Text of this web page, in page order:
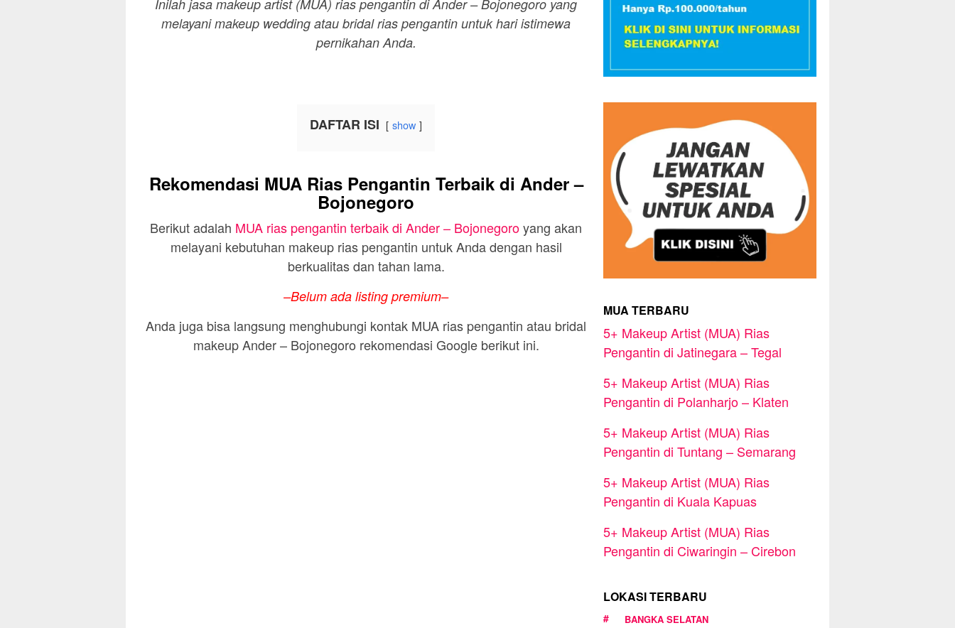
Inilah jasa makeup artist (MUA) rias pengantin di Ander – Bojonegoro yang
melayani makeup wedding atau bridal rias pengantin untuk hari istimewa
pernikahan Anda.
DAFTAR ISI show
Rekomendasi MUA Rias Pengantin Terbaik di Ander –
Bojonegoro
Berikut adalah MUA rias pengantin terbaik di Ander – Bojonegoroyang akan
melayani kebutuhan makeup rias pengantin untuk Anda dengan hasil
berkualitas dan tahan lama.
–Belum ada listing premium–
Anda juga bisa langsung menghubungi kontak MUA rias pengantin atau bridal
makeup Ander – Bojonegoro rekomendasi Google berikut ini.
MUA TERBARU
5+ Makeup Artist (MUA) Rias
Pengantin di Jatinegara – Tegal
5+ Makeup Artist (MUA) Rias
Pengantin di Polanharjo – Klaten
5+ Makeup Artist (MUA) Rias
Pengantin di Tuntang – Semarang
5+ Makeup Artist (MUA) Rias
Pengantin di Kuala Kapuas
5+ Makeup Artist (MUA) Rias
Pengantin di Ciwaringin – Cirebon
LOKASI TERBARU
BANGKA SELATAN